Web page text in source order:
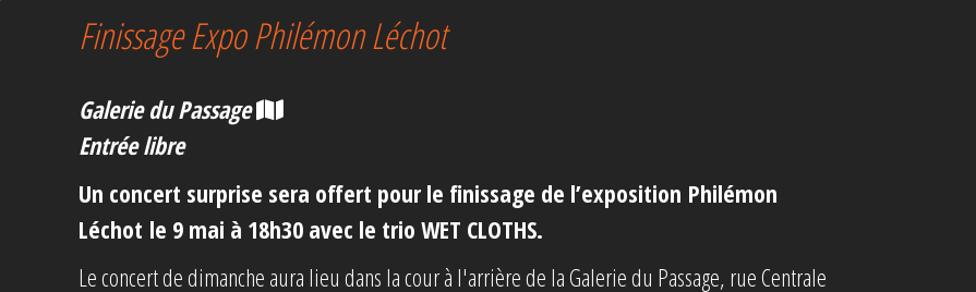
Finissage Expo Philémon Léchot
Galerie du Passage
Entrée libre
Un concert surprise sera offert pour le finissage de l’exposition Philémon
Léchot le 9 mai à 18h30 avec le trio WET CLOTHS.
Le concert de dimanche aura lieu dans la cour à l'arrière de la Galerie du Passage, rue Centrale